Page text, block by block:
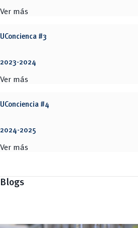
Ver más
UConcienca #3
2023-2024
Ver más
UConciencia #4
2024-2025
Ver más
Blogs